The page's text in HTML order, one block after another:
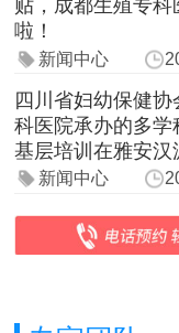
贴，成都生殖专
啦！
新闻中心
四川省妇幼保健
科医院承办的多
基层培训在雅安汉
新闻中心